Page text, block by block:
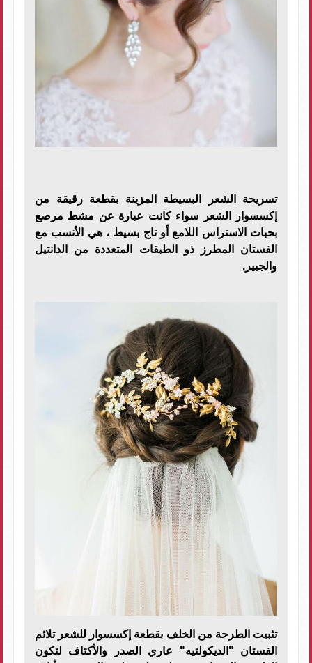
تسريحة الشعر البسيطة المزينة بقطعة رقيقة من
إكسسوار الشعر سواء كانت عبارة عن مشط مرصع
بحبات الاستراس اللامع أو تاج بسيط ، هي الأنسب مع
الفستان المطرز ذو الطبقات المتعددة من الدانتيل
والجبير.
تثبيت الطرحة من الخلف بقطعة إكسسوار للشعر تلائم
الفستان "الديكولتيه" عاري الصدر والأكتاف لتكون